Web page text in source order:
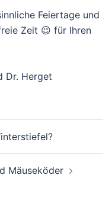
Feiertage und
Zeit 😉 für Ihren
Dr. Herget
Mäuseköder